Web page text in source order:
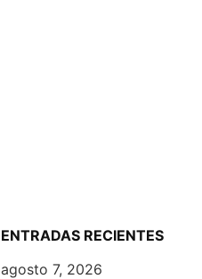
ENTRADAS RECIENTES
agosto 7, 2026